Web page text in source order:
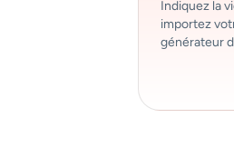
Indiquez la
importez
générateur